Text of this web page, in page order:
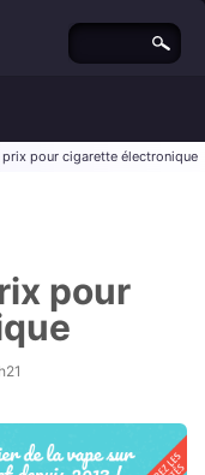
pour cigarette électronique
pour